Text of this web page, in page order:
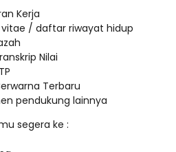
Kerja
/ daftar riwayat hidup
Nilai
Terbaru
pendukung lainnya
segera ke :